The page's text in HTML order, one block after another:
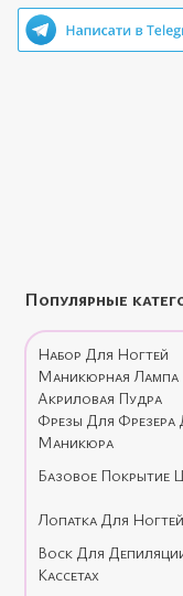
Популярные
Набор Для Ногтей
Маникюрная Лампа
Акриловая Пудра
Фрезы Для Фрезера
Маникюра
Базовое Покрытие
Лопатка Для Ногтей
Воск Для
Кассетах